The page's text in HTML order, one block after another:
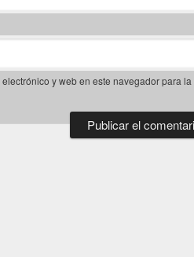
y web en este navegador para la